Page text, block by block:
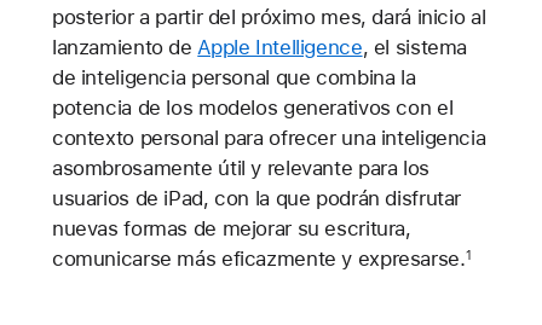
posterior a partir del próximo mes, dará inicio al
lanzamiento de Apple Intelligence, el sistema
de inteligencia personal que combina la
potencia de los modelos generativos con el
contexto personal para ofrecer una inteligencia
asombrosamente útil y relevante para los
usuarios de iPad, con la que podrán disfrutar
nuevas formas de mejorar su escritura,
comunicarse más eficazmente y expresarse.1